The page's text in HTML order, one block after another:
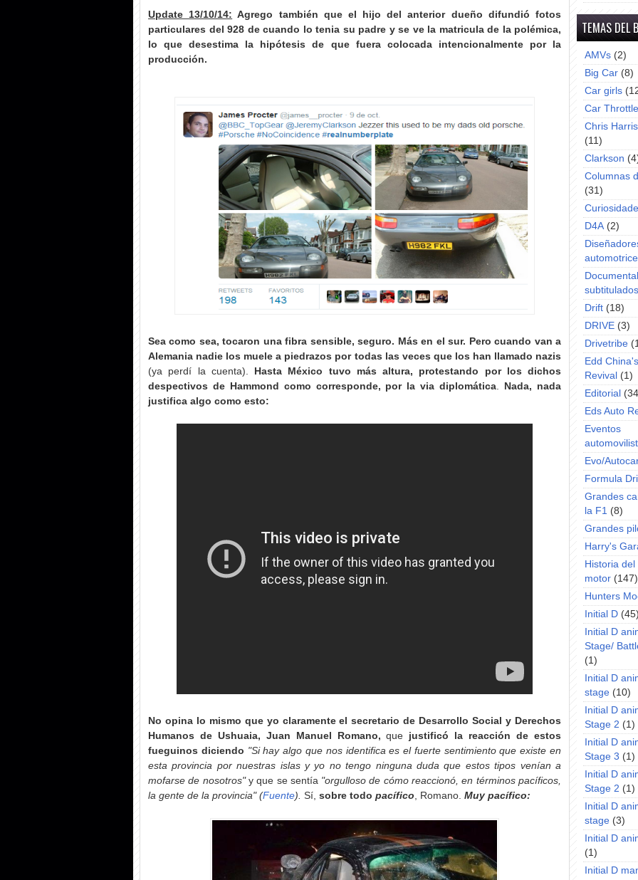
Update 13/10/14: Agrego también que el hijo del anterior dueño difundió fotos
particulares del 928 de cuando lo tenia su padre y se ve la matricula de la polémica,
lo que desestima la hipótesis de que fuera colocada intencionalmente por la
producción.
Sea como sea, tocaron una fibra sensible, seguro. Más en el sur. Pero cuando van a
Alemania nadie los muele a piedrazos por todas las veces que los han llamado nazis
(ya perdí la cuenta).
Hasta México tuvo más altura, protestando por los dichos
despectivos de Hammond como corresponde, por la via diplomática
Nada, nada
justifica algo como esto:
No opina lo mismo que yo claramente el secretario de Desarrollo Social y Derechos
Humanos de Ushuaia, Juan Manuel Romano, que justificó la reacción de estos
fueguinos diciendo "Si hay algo que nos identifica es el fuerte sentimiento que existe en
esta provincia por nuestras islas y yo no tengo ninguna duda que estos tipos venían a
mofarse de nosotros" y que se sentía "orgulloso de cómo reaccionó, en términos pacíficos,
la gente de la provincia" (Fuente). Sí, sobre todo pacífico , Romano. Muy pacífico:
TEMAS DEL
AMVs (2)
Big Car (8)
Car girls
Car Throttle
Chris
(11)
Clarkson
Columnas
(31)
D4A (2)
subtitulados
Drift (18)
DRIVE (3)
Drivetribe
Edd
Revival (1)
Editorial
Eds Auto
Eventos
Evo/
Formula
Grandes
la F1 (8)
Grandes
Harry's
Historia
motor (147)
Hunters
Initial D
Initial D
Stage/
(1)
Initial D
stage (10)
Initial D
Stage 2 (1)
Initial D
Stage 3 (1)
Initial D
Stage 2 (1)
Initial D
stage (3)
Initial D
(1)
Initial D